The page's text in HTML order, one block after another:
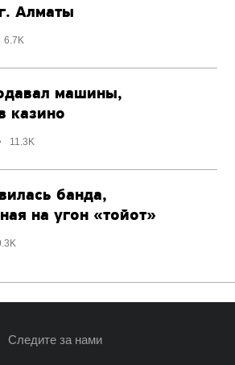
Алматы
6.7K
машины,
казино
11.3K
банда,
на угон «тойот»
Следите за нами